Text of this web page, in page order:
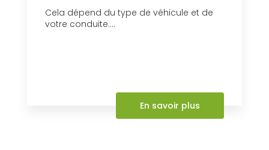
Cela dépend du type de véhicule et de
votre conduite....
En savoir plus